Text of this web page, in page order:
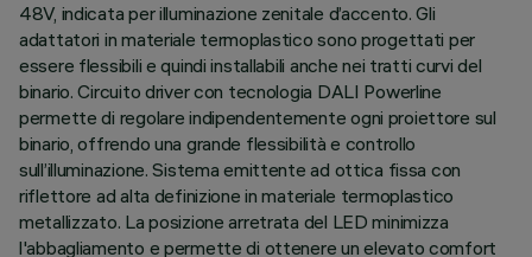
48V, indicata per illuminazione zenitale d’accento. Gli
adattatori in materiale termoplastico sono progettati per
essere flessibili e quindi installabili anche nei tratti curvi del
binario. Circuito driver con tecnologia DALI Powerline
permette di regolare indipendentemente ogni proiettore sul
binario, offrendo una grande flessibilità e controllo
sull’illuminazione. Sistema emittente ad ottica fissa con
riflettore ad alta definizione in materiale termoplastico
metallizzato. La posizione arretrata del LED minimizza
l'abbagliamento e permette di ottenere un elevato comfort